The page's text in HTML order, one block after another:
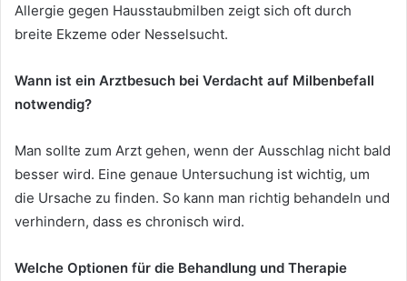
Allergie gegen Hausstaubmilben zeigt sich oft durch
breite Ekzeme oder Nesselsucht.
Wann ist ein Arztbesuch bei Verdacht auf Milbenbefall
notwendig?
Man sollte zum Arzt gehen, wenn der Ausschlag nicht bald
besser wird. Eine genaue Untersuchung ist wichtig, um
die Ursache zu finden. So kann man richtig behandeln und
verhindern, dass es chronisch wird.
Welche Optionen für die Behandlung und Therapie